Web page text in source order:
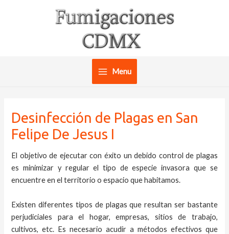
Main
Menu
Desinfección de Plagas en San
Felipe De Jesus I
El objetivo de ejecutar con éxito un debido control de plagas
es minimizar y regular el tipo de especie invasora que se
encuentre en el territorio o espacio que habitamos.
Existen diferentes tipos de plagas que resultan ser bastante
perjudiciales para el hogar, empresas, sitios de trabajo,
cultivos, etc. Es necesario acudir a métodos efectivos que